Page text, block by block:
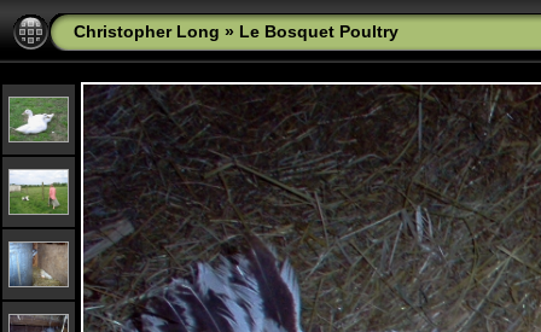
Christopher Long » Le Bosquet Poultry